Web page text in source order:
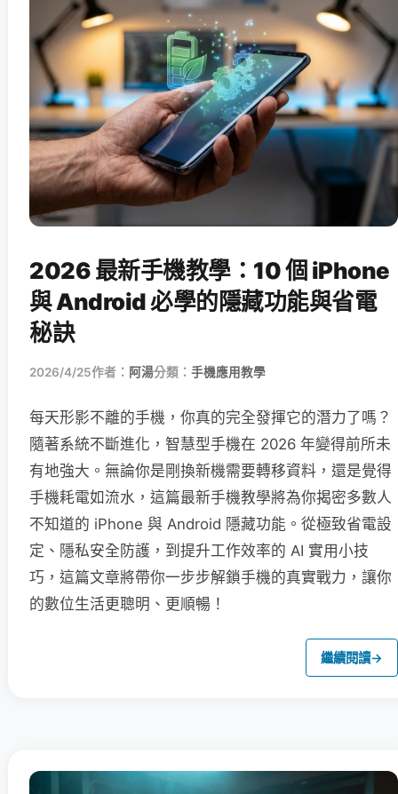
2026 最新手機教學：10 個 iPhone
與 Android 必學的隱藏功能與省電
秘訣
2026/4/25作者： 阿湯分類： 手機應用教學
每天形影不離的手機，你真的完全發揮它的潛力了嗎？
隨著系統不斷進化，智慧型手機在 2026 年變得前所未
有地強大。無論你是剛換新機需要轉移資料，還是覺得
手機耗電如流水，這篇最新手機教學將為你揭密多數人
不知道的 iPhone 與 Android 隱藏功能。從極致省電設
定、隱私安全防護，到提升工作效率的 AI 實用小技
巧，這篇文章將帶你一步步解鎖手機的真實戰力，讓你
的數位生活更聰明、更順暢！
繼續閱讀→